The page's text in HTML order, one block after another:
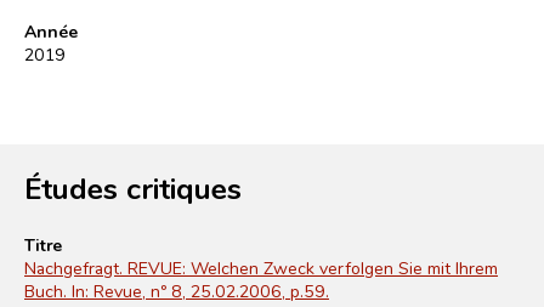
Année
2019
Études critiques
Titre
Nachgefragt. REVUE: Welchen Zweck verfolgen Sie mit Ihrem
Buch. In: Revue, nº 8, 25.02.2006, p.59.